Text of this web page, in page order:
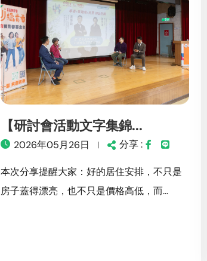
【研討會活動文字集錦...
2026年05月26日 分享 :
本次分享提醒大家：好的居住安排，不只是
房子蓋得漂亮，也不只是價格高低，而...